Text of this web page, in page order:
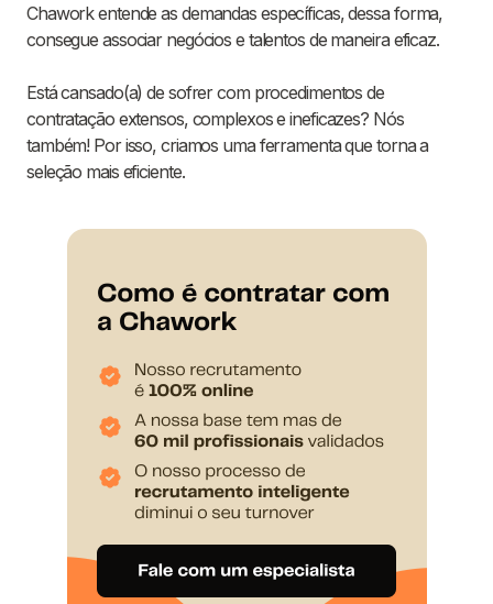
Chawork entende as demandas específicas, dessa forma,
consegue associar negócios e talentos de maneira eficaz.
Está cansado(a) de sofrer com procedimentos de
contratação extensos, complexos e ineficazes? Nós
também! Por isso, criamos uma ferramenta que torna a
seleção mais eficiente.